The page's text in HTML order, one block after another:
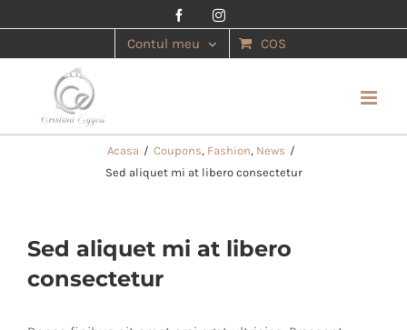
FacebookInstagram
Contul meu COS
Acasa / Coupons, Fashion, News /
Sed aliquet mi at libero consectetur
Sed aliquet mi at libero
consectetur